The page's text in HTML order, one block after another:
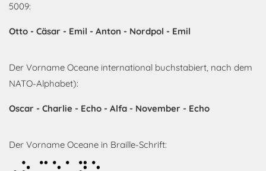
5009:
Otto - Cäsar - Emil - Anton - Nordpol - Emil
Der Vorname Oceane international buchstabiert, nach dem
NATO-Alphabet):
Oscar - Charlie - Echo - Alfa - November - Echo
Der Vorname Oceane in Braille-Schrift: